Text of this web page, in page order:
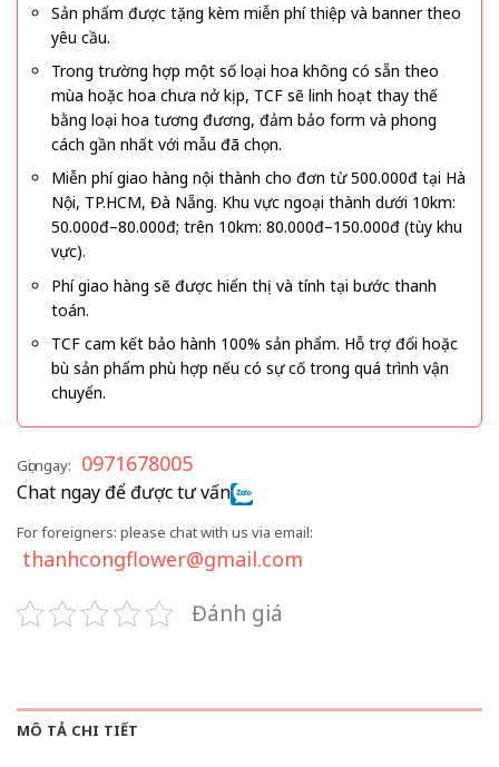
Sản phẩm được tặng kèm miễn phí thiệp và banner theo
yêu cầu.
Trong trường hợp một số loại hoa không có sẵn theo
mùa hoặc hoa chưa nở kịp, TCF sẽ linh hoạt thay thế
bằng loại hoa tương đương, đảm bảo form và phong
cách gần nhất với mẫu đã chọn.
Miễn phí giao hàng nội thành cho đơn từ 500.000đ tại Hà
Nội, TP.HCM, Đà Nẵng. Khu vực ngoại thành dưới 10km:
50.000đ–80.000đ; trên 10km: 80.000đ–150.000đ (tùy khu
vực).
Phí giao hàng sẽ được hiển thị và tính tại bước thanh
toán.
TCF cam kết bảo hành 100% sản phẩm. Hỗ trợ đổi hoặc
bù sản phẩm phù hợp nếu có sự cố trong quá trình vận
chuyển.
Gọi ngay: 0971678005
Chat ngay để được tư vấn
For foreigners: please chat with us via email:
thanhcongflower@gmail.com
Đánh giá
MÔ TẢ CHI TIẾT